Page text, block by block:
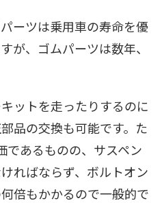
ーツは乗用車の寿命を優
が、ゴムパーツは数年、
ットを走ったりするのに
品の交換も可能です。た
であるものの、サスペン
ればならず、ボルトオン
倍もかかるので一般的で